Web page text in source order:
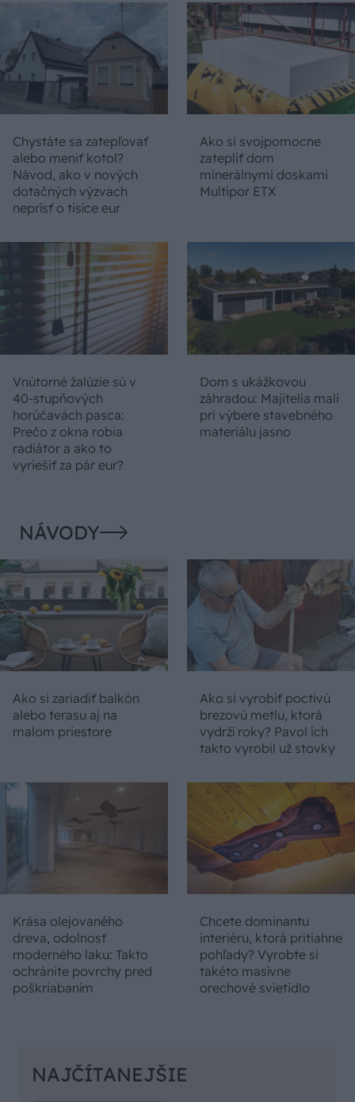
Chystáte sa zatepľovať
alebo meniť kotol?
Návod, ako v nových
dotačných výzvach
neprísť o tisíce eur
Ako si svojpomocne
zatepliť dom
minerálnymi doskami
Multipor ETX
Vnútorné žalúzie sú v
40-stupňových
horúčavách pasca:
Prečo z okna robia
radiátor a ako to
vyriešiť za pár eur?
Dom s ukážkovou
záhradou: Majitelia mali
pri výbere stavebného
materiálu jasno
NÁVODY
Ako si zariadiť balkón
alebo terasu aj na
malom priestore
Ako si vyrobiť poctivú
brezovú metlu, ktorá
vydrží roky? Pavol ich
takto vyrobil už stovky
Krása olejovaného
dreva, odolnosť
moderného laku: Takto
ochránite povrchy pred
poškriabaním
Chcete dominantu
interiéru, ktorá pritiahne
pohľady? Vyrobte si
takéto masívne
orechové svietidlo
NAJČÍTANEJŠIE